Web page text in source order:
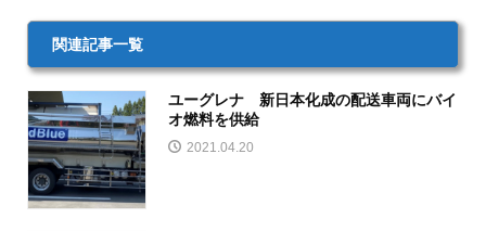
関連記事一覧
ユーグレナ 新日本化成の配送車両にバイ
オ燃料を供給
2021.04.20